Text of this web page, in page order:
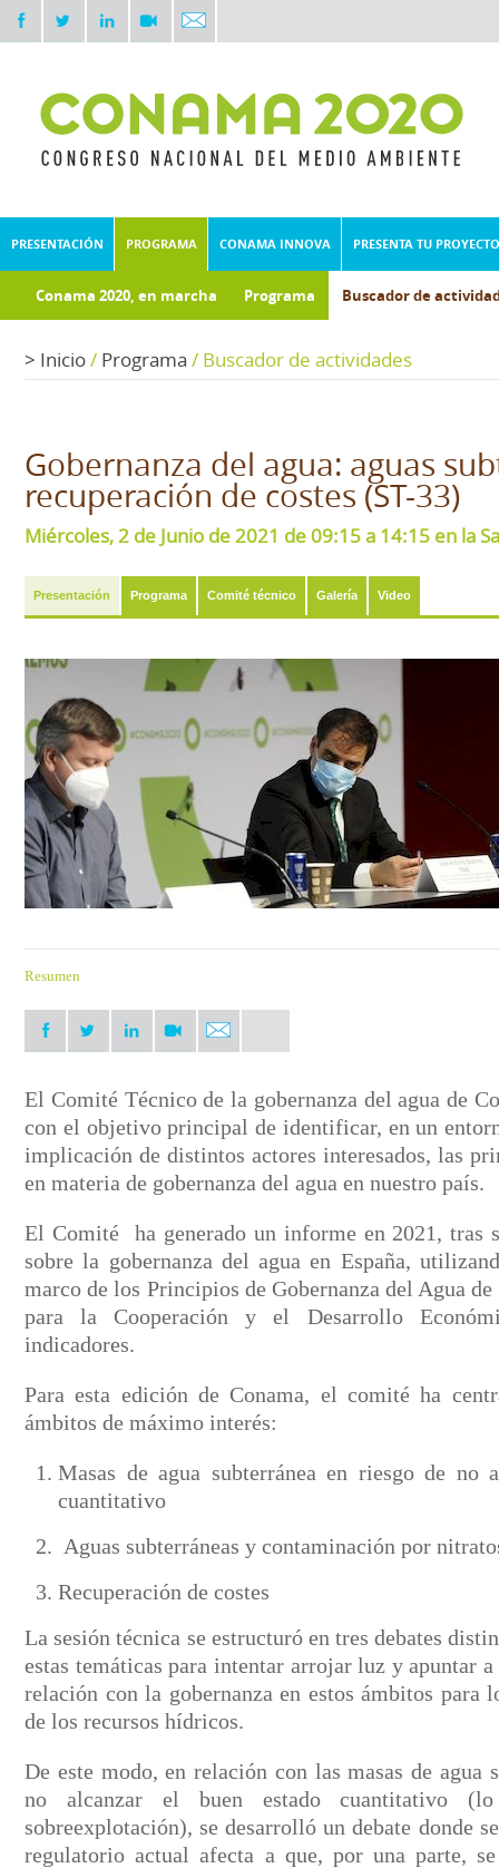
PRESENTACIÓN PROGRAMA CONAMA INNOVA PRESENTA TU PROYECTO
Conama 2020, en marcha Programa Buscador de
> Inicio/ Programa / Buscador de actividades
Gobernanza del agua: aguas
recuperación de costes (ST-33)
Miércoles, 2 de Junio de 2021 de 09:15 a 14:15 en la
Presentación Programa Comité técnico Galería Video
Resumen
El Comité Técnico de la gobernanza del agua de
con el objetivo principal de identificar, en un
implicación de distintos actores interesados, las
en materia de gobernanza del agua en nuestro país.
El Comité ha generado un informe en 2021, tras
sobre la gobernanza del agua en España,
marco de los Principios de Gobernanza del Agua
para la Cooperación y el Desarrollo
indicadores.
Para esta edición de Conama, el comité ha
ámbitos de máximo interés:
Masas de agua subterránea en riesgo de no
cuantitativo
Aguas subterráneas y contaminación por
Recuperación de costes
La sesión técnica se estructuró en tres debates
estas temáticas para intentar arrojar luz y apuntar
relación con la gobernanza en estos ámbitos para
de los recursos hídricos.
De este modo, en relación con las masas de agua
no alcanzar el buen estado cuantitativo
sobreexplotación), se desarrolló un debate donde
regulatorio actual afecta a que, por una parte,